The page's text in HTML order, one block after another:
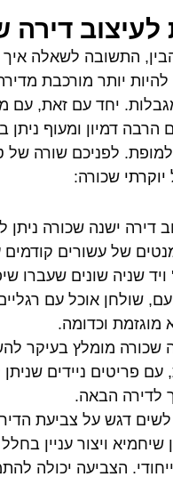
לעיצוב דירה
התשובה לשאלה
להיות יותר מורכבת
יחד עם זאת, עם
הרבה דמיון ומעוף
לפניכם שורה של
שכורה:
דירה ישנה שכורה
של עשורים קודמים
ויד שניה שונים שעברו
שולחן אוכל עם
מוגזמת וכדומה.
שכורה מומלץ בעיקר
עם פריטים ניידים
לדירה הבאה.
לשים דגש על צביעת
שיחמיא ויצור עניין בחלל
הצביעה יכולה